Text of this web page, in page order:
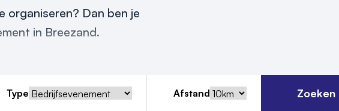
organiseren? Dan ben je
in Breezand.
Type Afstand Zoeken